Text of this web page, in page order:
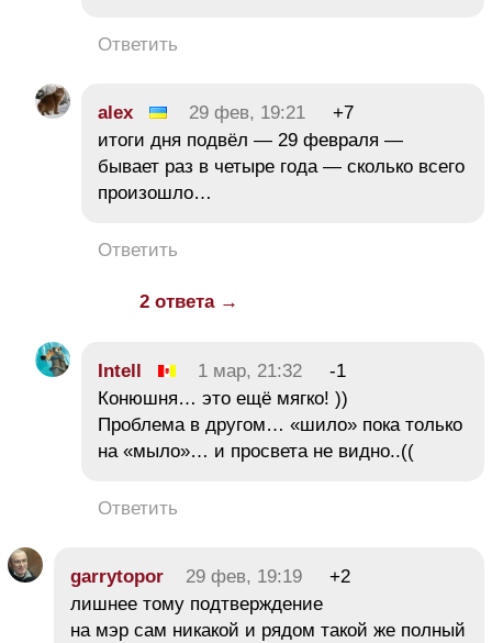
Ответить
alex 29 фев, 19:21
+7
итоги дня подвёл — 29 февраля —
бывает раз в четыре года — сколько всего
произошло…
Ответить
2 ответа →
Intell 1 мар, 21:32
-1
Конюшня… это ещё мягко! ))
Проблема в другом… «шило» пока только
на «мыло»… и просвета не видно..((
Ответить
garrytopor 29 фев, 19:19
+2
лишнее тому подтверждение
на мэр сам никакой и рядом такой же полный